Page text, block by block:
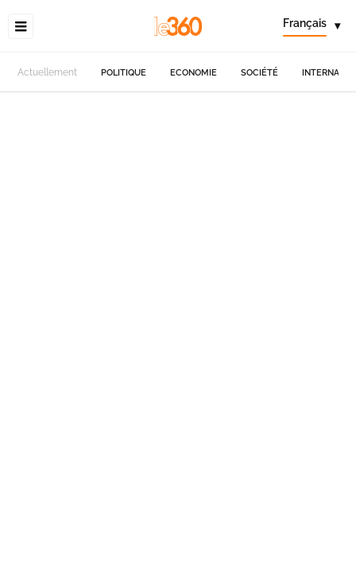
Français ▾
Actuellement POLITIQUE ECONOMIE SOCIÉTÉ